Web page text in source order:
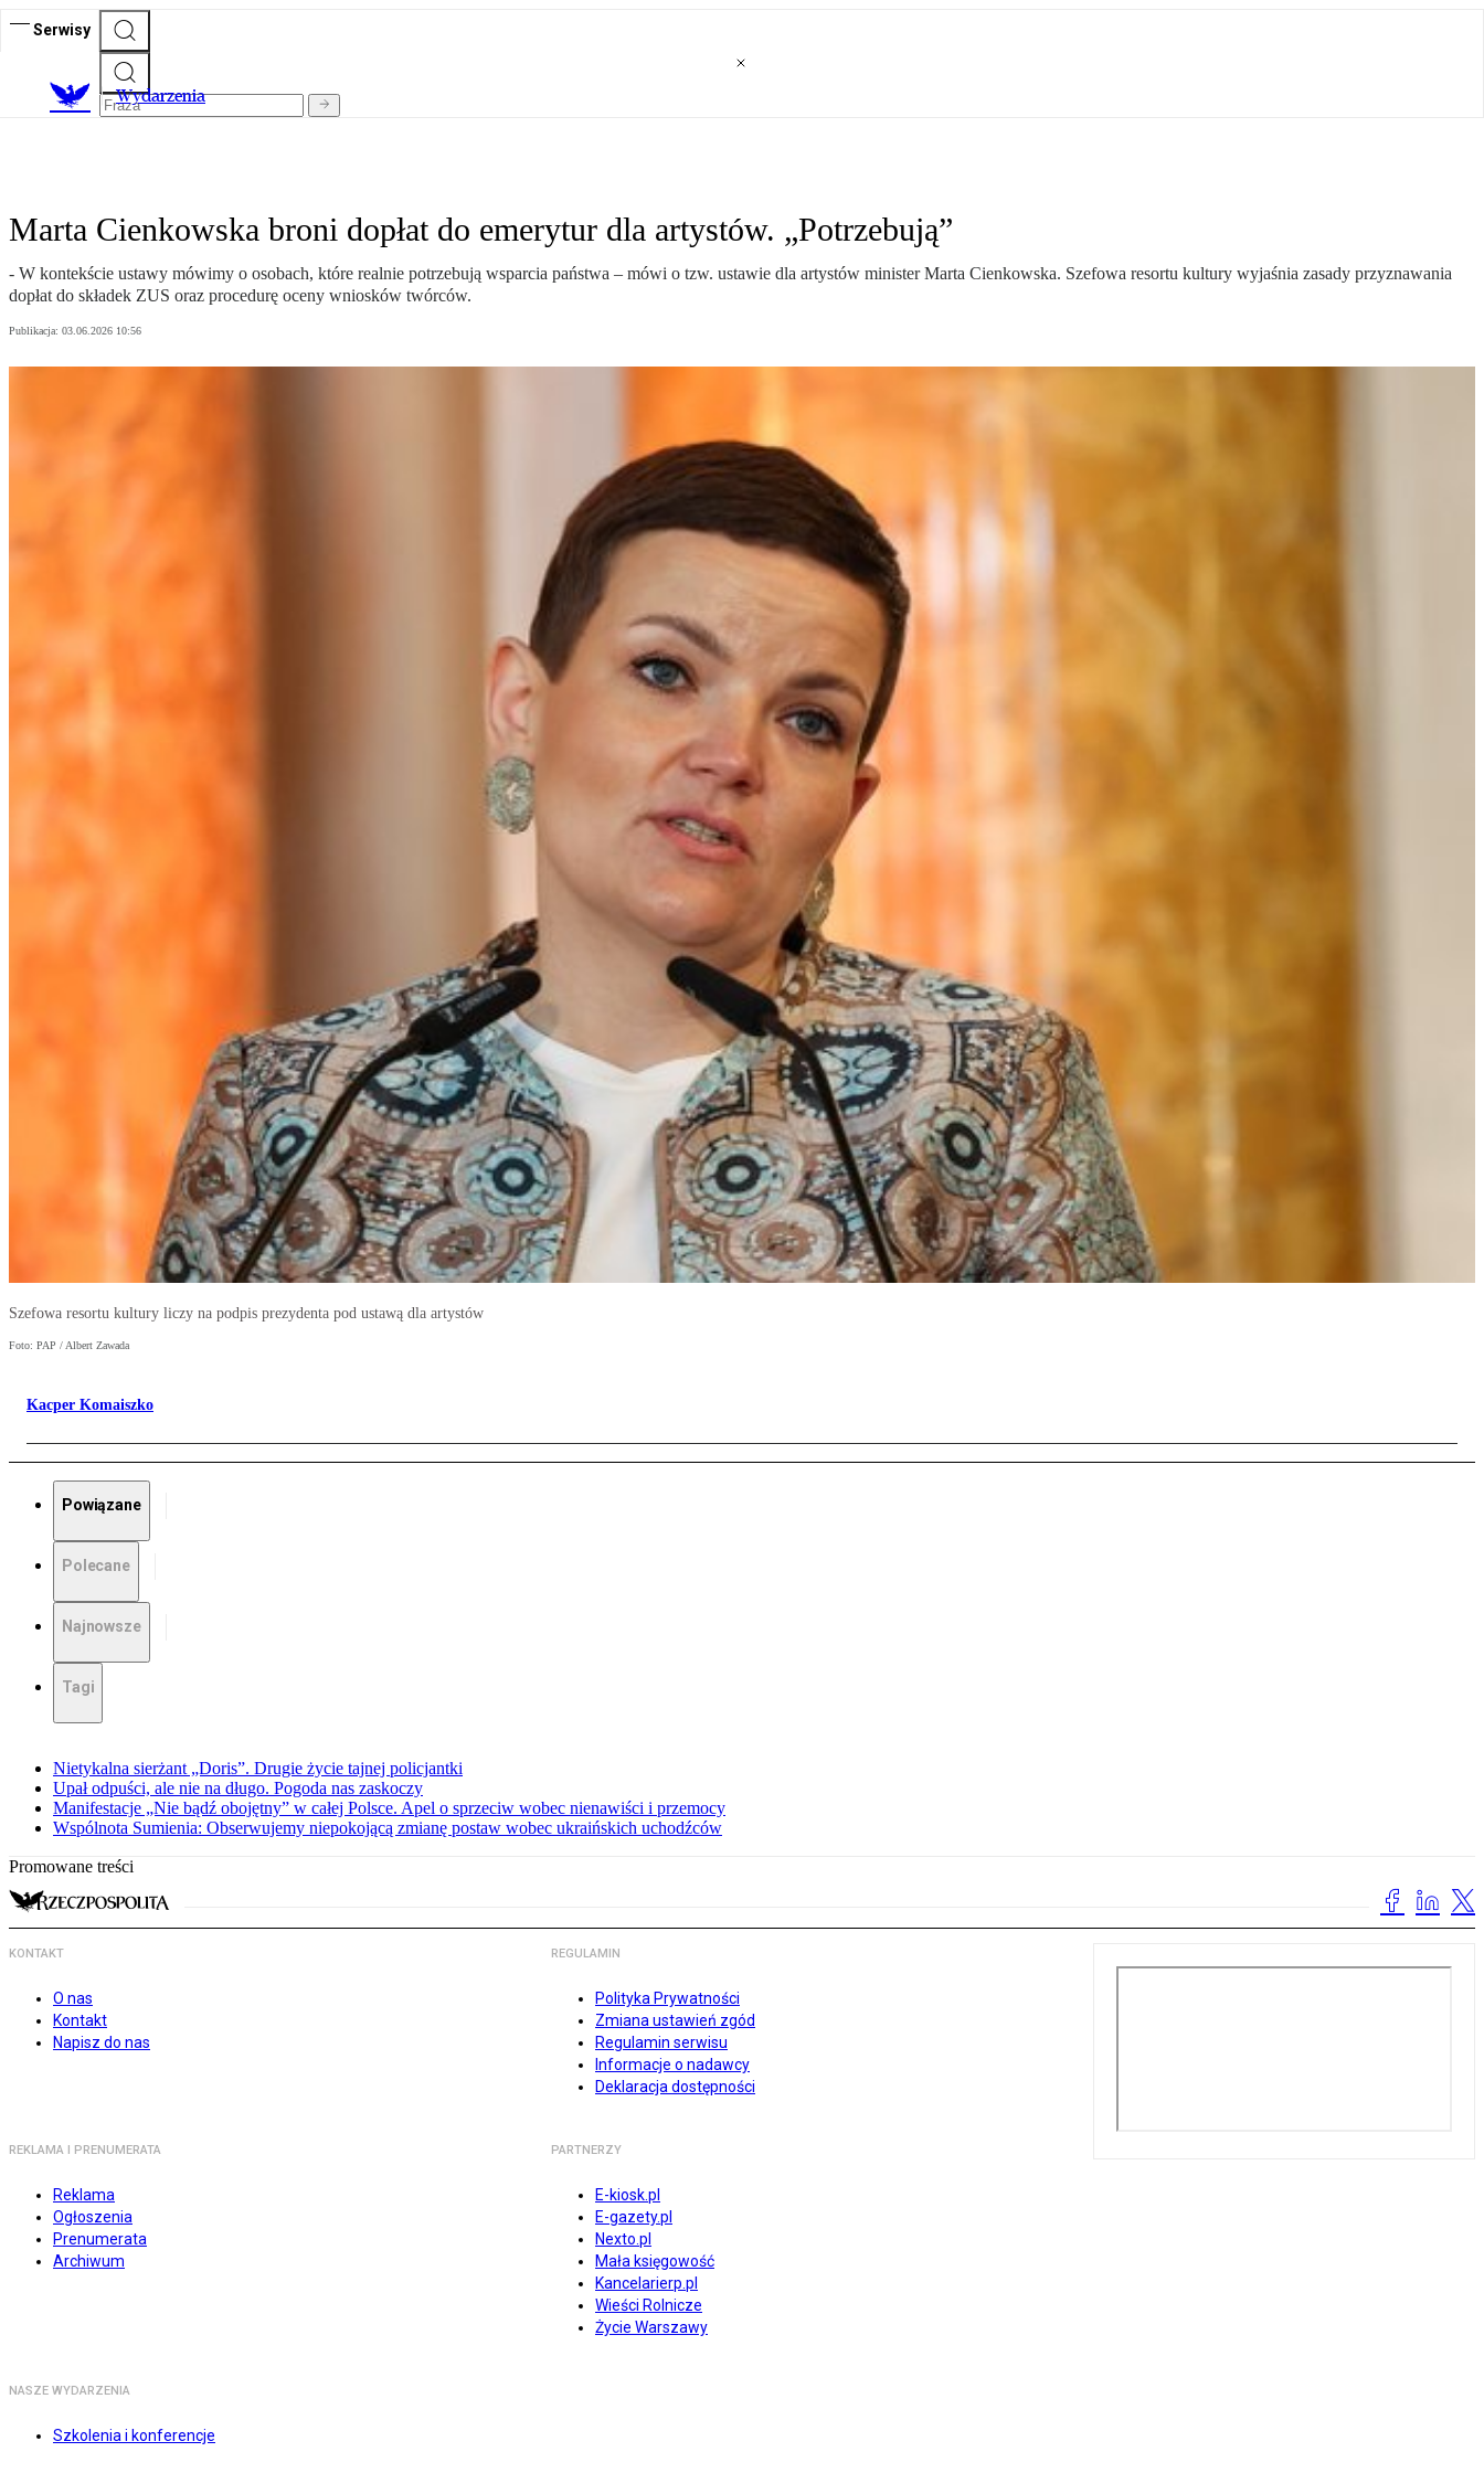
Serwisy
Wydarzenia
Marta Cienkowska broni dopłat do emerytur dla artystów. „Potrzebują”
- W kontekście ustawy mówimy o osobach, które realnie potrzebują wsparcia państwa – mówi o tzw. ustawie dla artystów minister Marta Cienkowska. Szefowa resortu kultury wyjaśnia zasady przyznawania
dopłat do składek ZUS oraz procedurę oceny wniosków twórców.
Publikacja: 03.06.2026 10:56
Szefowa resortu kultury liczy na podpis prezydenta pod ustawą dla artystów
Foto: PAP / Albert Zawada
Kacper Komaiszko
Powiązane
Polecane
Najnowsze
Tagi
Nietykalna sierżant „Doris”. Drugie życie tajnej policjantki
Upał odpuści, ale nie na długo. Pogoda nas zaskoczy
Manifestacje „Nie bądź obojętny” w całej Polsce. Apel o sprzeciw wobec nienawiści i przemocy
Wspólnota Sumienia: Obserwujemy niepokojącą zmianę postaw wobec ukraińskich uchodźców
Promowane treści
KONTAKT
O nas
Kontakt
Napisz do nas
REGULAMIN
Polityka Prywatności
Zmiana ustawień zgód
Regulamin serwisu
Informacje o nadawcy
Deklaracja dostępności
REKLAMA I PRENUMERATA
Reklama
Ogłoszenia
Prenumerata
Archiwum
PARTNERZY
E-kiosk.pl
E-gazety.pl
Nexto.pl
Mała księgowość
Kancelarierp.pl
Wieści Rolnicze
Życie Warszawy
NASZE WYDARZENIA
Szkolenia i konferencje